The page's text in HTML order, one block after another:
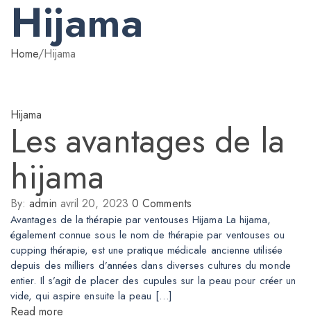
Hijama
Home/Hijama
Hijama
Les avantages de la
hijama
By:admin avril 20, 2023 0Comments
Avantages de la thérapie par ventouses Hijama La hijama,
également connue sous le nom de thérapie par ventouses ou
cupping thérapie, est une pratique médicale ancienne utilisée
depuis des milliers d’années dans diverses cultures du monde
entier. Il s’agit de placer des cupules sur la peau pour créer un
vide, qui aspire ensuite la peau […]
Read more